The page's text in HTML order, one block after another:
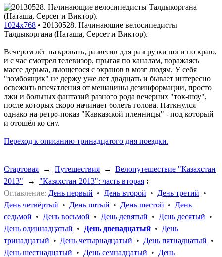
1024x768 • 20130528. Начинающие велосипедисты
Талдыкоргана (Наташа, Серсет и Виктор).
Вечером лёг на кровать, развесив для разгрузки ноги по краю,
и с час смотрел телевизор, прыгая по каналам, поражаясь
массе дерьма, льющегося с экранов в мозг людям. У себя
"зомбоящик" не держу уже лет двадцать и бывает интересно
освежить впечатления от мешанины дезинформации, просто
лжи и больных фантазий разного рода вечерних "ток-шоу",
после которых скоро начинает болеть голова. Наткнулся
однако на ретро-показ "Кавказской пленницы" - под который
и отошёл ко сну.
Переход к описанию тринадцатого дня поездки.
Стартовая → Путешествия → Велопутешествие "Казахстан
2013" → "Казахстан 2013": часть вторая :
Оглавление: День первый • День второй • День третий •
День четвёртый • День пятый • День шестой • День
седьмой • День восьмой • День девятый • День десятый •
День одиннадцатый • День двенадцатый • День
тринадцатый • День четырнадцатый • День пятнадцатый •
День шестнадцатый • День семнадцатый • День